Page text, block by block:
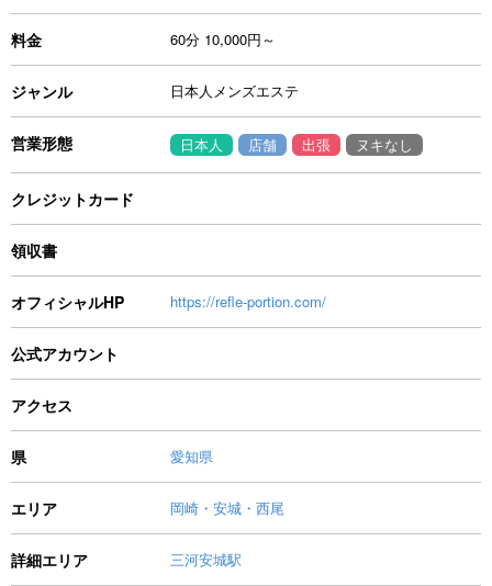
料金 60分 10,000円～
ジャンル 日本人メンズエステ
営業形態 日本人 店舗 出張 ヌキなし
クレジットカード
領収書
オフィシャルHP https://refle-portion.com/
公式アカウント
アクセス
県 愛知県
エリア 岡崎・安城・西尾
詳細エリア 三河安城駅